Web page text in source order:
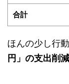
合計
ほんの少し行
円」の支出削減